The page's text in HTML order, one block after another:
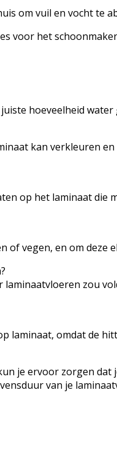
om vuil en vocht
voor het
hoeveelheid
kan verkleuren
op het laminaat
vegen, en om deze
zou
omdat de
je ervoor zorgen
van je